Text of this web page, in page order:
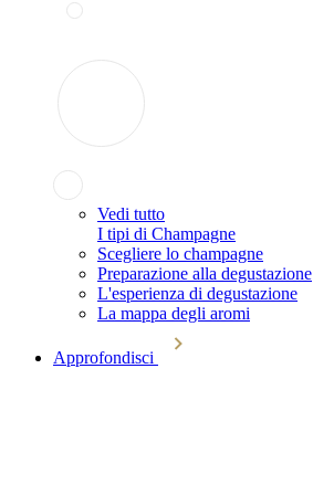
Vedi tutto
I tipi di Champagne
Scegliere lo champagne
Preparazione alla degustazione
L'esperienza di degustazione
La mappa degli aromi
Approfondisci